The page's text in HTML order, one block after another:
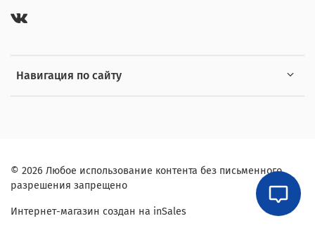
Навигация по сайту
© 2026 Любое использование контента без письменного
разрешения запрещено
Интернет-магазин создан на inSales